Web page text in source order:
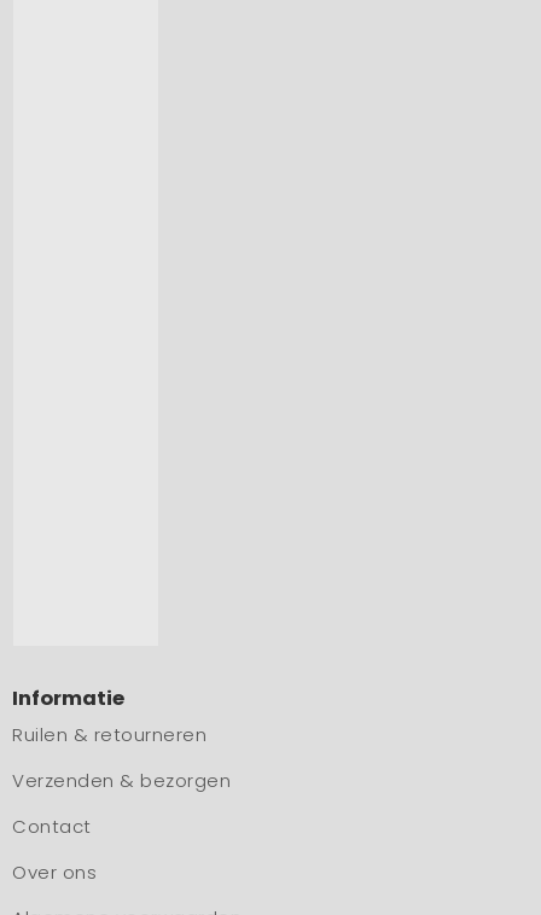
Informatie
Ruilen & retourneren
Verzenden & bezorgen
Contact
Over ons